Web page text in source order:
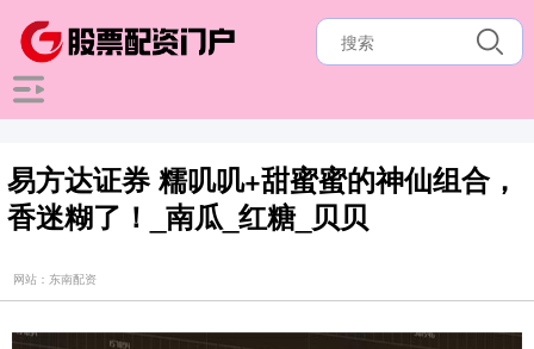
易方达证券 糯叽叽+甜蜜蜜的神仙组合，
香迷糊了！_南瓜_红糖_贝贝
网站：东南配资